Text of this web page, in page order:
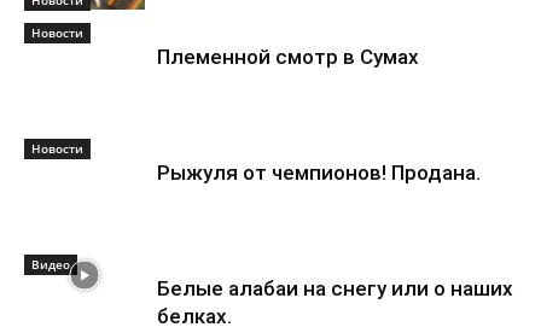
Новости
Племенной смотр в Сумах
Новости
Рыжуля от чемпионов! Продана.
Видео
Белые алабаи на снегу или о наших
белках.